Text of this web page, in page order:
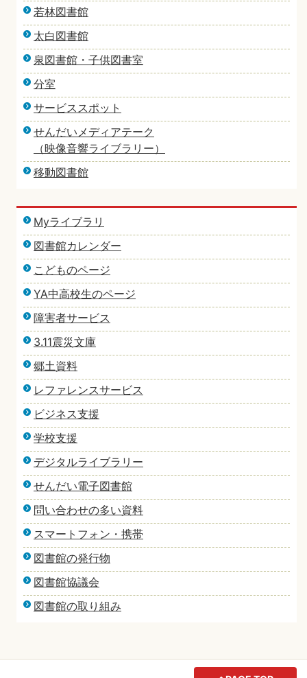
若林図書館
太白図書館
泉図書館・子供図書室
分室
サービススポット
せんだいメディアテーク
（映像音響ライブラリー）
移動図書館
Myライブラリ
図書館カレンダー
こどものページ
YA中高校生のページ
障害者サービス
3.11震災文庫
郷土資料
レファレンスサービス
ビジネス支援
学校支援
デジタルライブラリー
せんだい電子図書館
問い合わせの多い資料
スマートフォン・携帯
図書館の発行物
図書館協議会
図書館の取り組み